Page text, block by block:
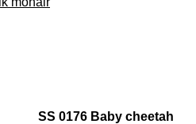
SS 0176 Baby cheetah